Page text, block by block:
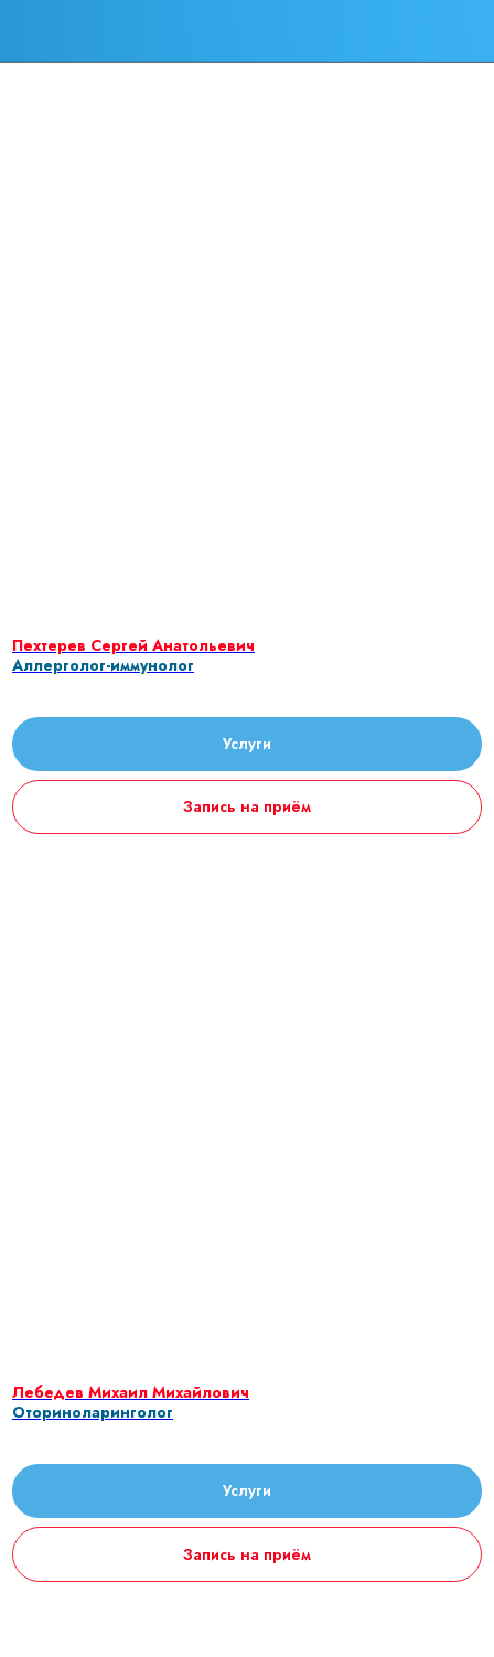
Пехтерев Сергей Анатольевич
Аллерголог-иммунолог
Услуги
Запись на приём
Лебедев Михаил Михайлович
Оториноларинголог
Услуги
Запись на приём